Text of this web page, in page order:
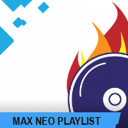
MAX NEO PLAYLIST